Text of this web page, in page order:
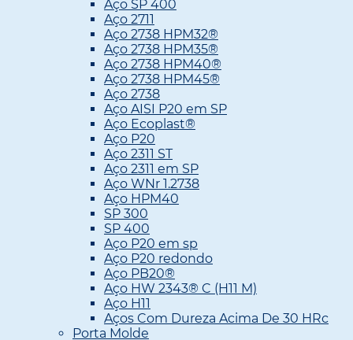
Aço SP 400
Aço 2711
Aço 2738 HPM32®
Aço 2738 HPM35®
Aço 2738 HPM40®
Aço 2738 HPM45®
Aço 2738
Aço AISI P20 em SP
Aço Ecoplast®
Aço P20
Aço 2311 ST
Aço 2311 em SP
Aço WNr 1.2738
Aço HPM40
SP 300
SP 400
Aço P20 em sp
Aço P20 redondo
Aço PB20®
Aço HW 2343® C (H11 M)
Aço H11
Aços Com Dureza Acima De 30 HRc
Porta Molde